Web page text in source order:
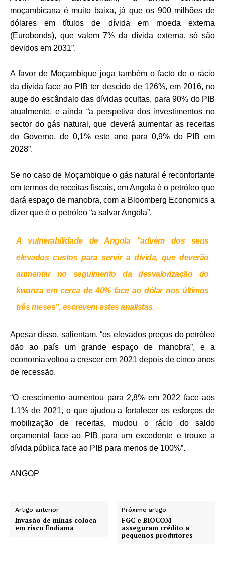
moçambicana é muito baixa, já que os 900 milhões de
dólares em títulos de dívida em moeda externa
(Eurobonds), que valem 7% da dívida externa, só são
devidos em 2031”.
A favor de Moçambique joga também o facto de o rácio
da dívida face ao PIB ter descido de 126%, em 2016, no
auge do escândalo das dívidas ocultas, para 90% do PIB
atualmente, e ainda “a perspetiva dos investimentos no
sector do gás natural, que deverá aumentar as receitas
do Governo, de 0,1% este ano para 0,9% do PIB em
2028”.
Se no caso de Moçambique o gás natural é reconfortante
em termos de receitas fiscais, em Angola é o petróleo que
dará espaço de manobra, com a Bloomberg Economics a
dizer que é o petróleo “a salvar Angola”.
A vulnerabilidade de Angola “advém dos seus
elevados custos para servir a dívida, que deverão
aumentar no seguimento da desvalorização do
kwanza em cerca de 40% face ao dólar nos últimos
três meses”, escrevem estes analistas.
Apesar disso, salientam, “os elevados preços do petróleo
dão ao país um grande espaço de manobra”, e a
economia voltou a crescer em 2021 depois de cinco anos
de recessão.
“O crescimento aumentou para 2,8% em 2022 face aos
1,1% de 2021, o que ajudou a fortalecer os esforços de
mobilização de receitas, mudou o rácio do saldo
orçamental face ao PIB para um excedente e trouxe a
dívida pública face ao PIB para menos de 100%”.
ANGOP
Artigo anterior
Invasão de minas coloca
em risco Endiama
Próximo artigo
FGC e BIOCOM
asseguram crédito a
pequenos produtores